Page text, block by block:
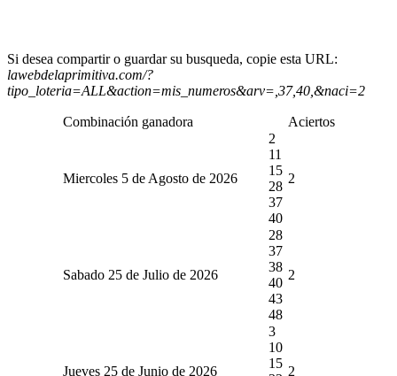
Si desea compartir o guardar su busqueda, copie esta URL:
lawebdelaprimitiva.com/?
tipo_loteria=ALL&action=mis_numeros&arv=,37,40,&naci=2
Combinación ganadora Aciertos
Miercoles 5 de Agosto de 2026
2
11
15
28
37
40
2
Sabado 25 de Julio de 2026
28
37
38
40
43
48
2
Jueves 25 de Junio de 2026
3
10
15
2